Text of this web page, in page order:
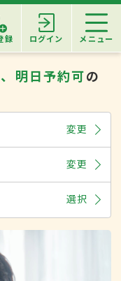
録 ログイン メニュー
明日予約可の
変更
変更
選択